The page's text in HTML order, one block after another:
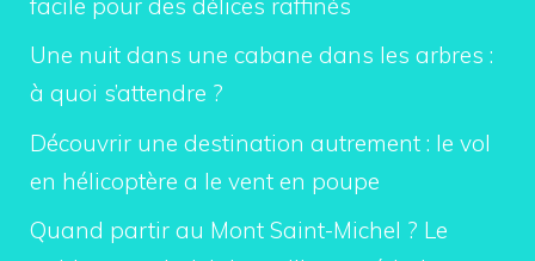
facile pour des délices raffinés
Une nuit dans une cabane dans les arbres :
à quoi s’attendre ?
Découvrir une destination autrement : le vol
en hélicoptère a le vent en poupe
Quand partir au Mont Saint-Michel ? Le